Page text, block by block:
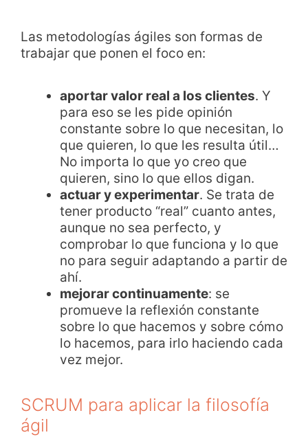
Las metodologías ágiles son formas de
trabajar que ponen el foco en:
aportar valor real a los clientes. Y
para eso se les pide opinión
constante sobre lo que necesitan, lo
que quieren, lo que les resulta útil…
No importa lo que yo creo que
quieren, sino lo que ellos digan.
actuar y experimentar. Se trata de
tener producto “real” cuanto antes,
aunque no sea perfecto, y
comprobar lo que funciona y lo que
no para seguir adaptando a partir de
ahí.
mejorar continuamente: se
promueve la reflexión constante
sobre lo que hacemos y sobre cómo
lo hacemos, para irlo haciendo cada
vez mejor.
SCRUM para aplicar la filosofía
ágil